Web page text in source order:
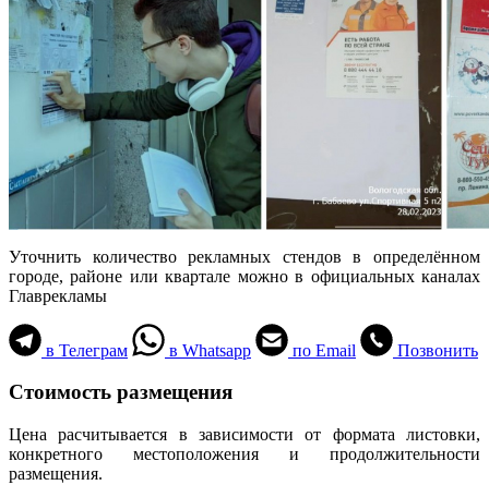
Уточнить количество рекламных стендов в определённом
городе, районе или квартале можно в официальных каналах
Главрекламы
в Телеграм в Whatsapp по Email Позвонить
Стоимость размещения
Цена расчитывается в зависимости от формата листовки,
конкретного местоположения и продолжительности
размещения.